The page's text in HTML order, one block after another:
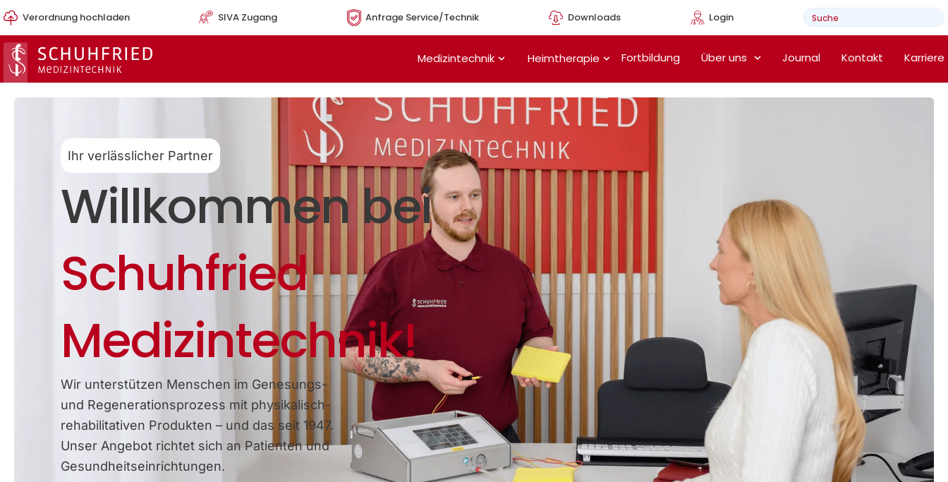
Zum
Inhalt
springen
Verordnung hochladen SIVA Zugang Anfrage Service/Technik Downloads Login
Medizintechnik Öffne Medizintechnik
Heimtherapie Öffne Heimtherapie
Fortbildung Über uns Journal Kontakt Karriere
Ihr verlässlicher Partner
Willkommen bei
Schuhfried
Medizintechnik!
Wir unterstützen Menschen im Genesungs-
und Regenerationsprozess mit physikalisch-
rehabilitativen Produkten – und das seit 1947.
Unser Angebot richtet sich an Patienten und
Gesundheitseinrichtungen.